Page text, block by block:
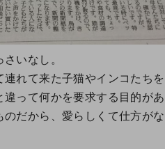
いなし。
れて来た子猫やインコたち
って何かを要求する目的が
だから、愛らしくて仕方が